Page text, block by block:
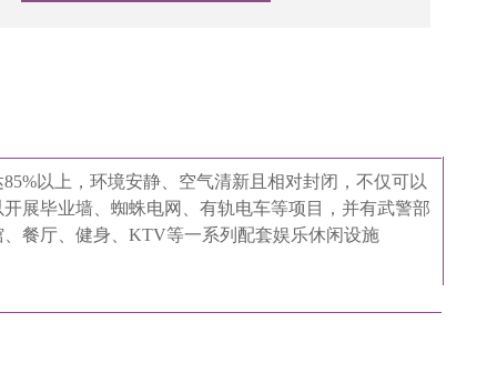
以上，环境安静、空气清新且相对封闭，不仅可以
展毕业墙、蜘蛛电网、有轨电车等项目，并有武警部
餐厅、健身、KTV等一系列配套娱乐休闲设施